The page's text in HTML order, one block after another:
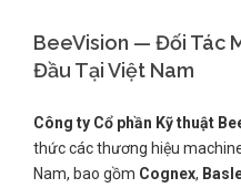
BeeVision — Đối Tác
Đầu Tại Việt Nam
Công ty Cổ phần Kỹ thuật
thức các thương hiệu
Nam, bao gồm Cognex,